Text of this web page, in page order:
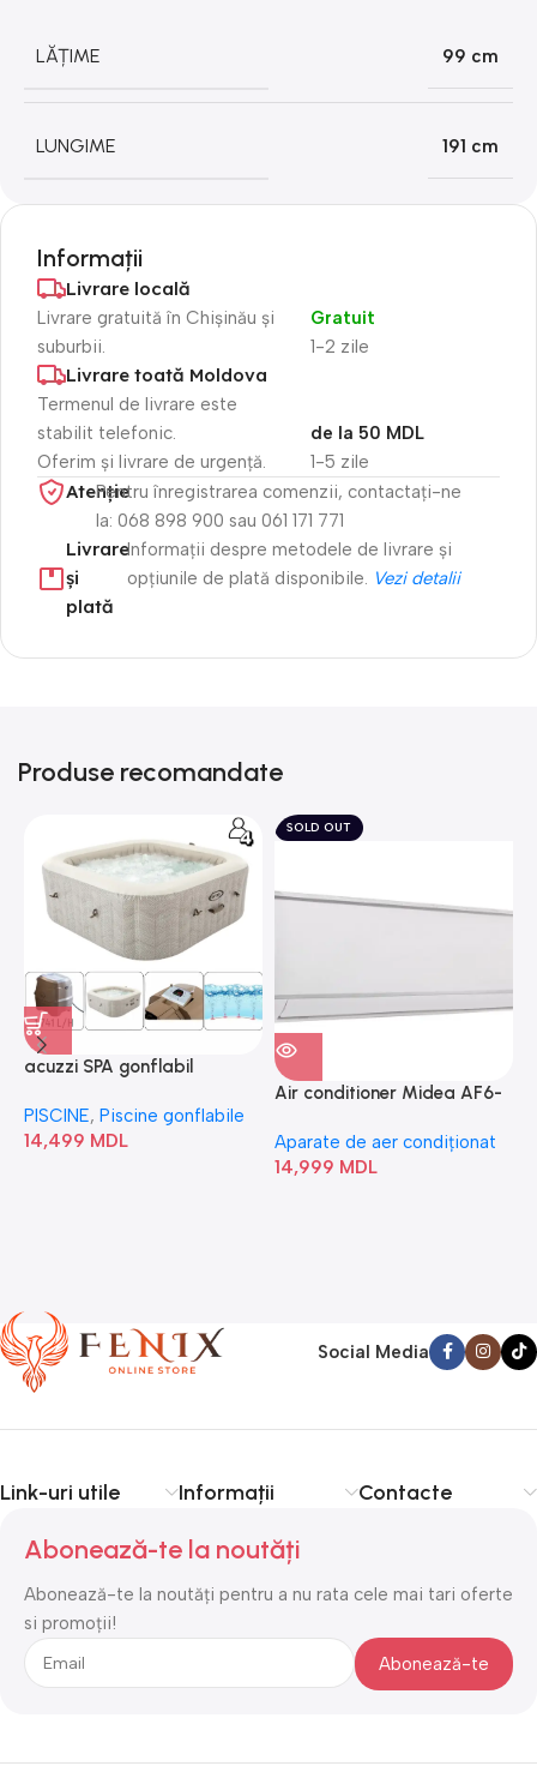
LĂȚIME 99 cm
LUNGIME 191 cm
Informații
Livrare locală
Livrare gratuită în Chișinău și
suburbii.
1-2 zile
Gratuit
Livrare toată Moldova
Termenul de livrare este
stabilit telefonic.
Oferim și livrare de urgență.
1-5 zile
de la 50 MDL
Atenție​Pentru înregistrarea comenzii, contactați-ne
la: 068 898 900 sau 061 171 771
Livrare
și
plată
Informații despre metodele de livrare și
opțiunile de plată disponibile. Vezi detalii
Produse recomandate
acuzzi SPA gonflabil
Bubble” 28446
PISCINE, Piscine gonflabile
14,499 MDL
SOLD OUT
Air conditioner Midea AF6-
Aparate de aer condiționat
14,999 MDL
Social Media
Link-uri utile Informații Contacte
Abonează-te la noutăți
Abonează-te la noutăți pentru a nu rata cele mai tari oferte
si promoții!